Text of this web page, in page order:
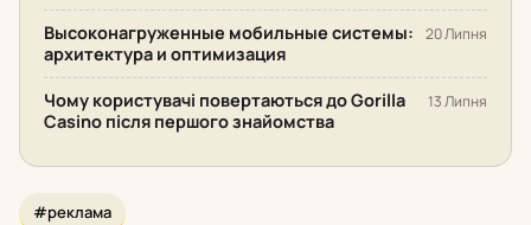
Высоконагруженные мобильные системы:
архитектура и оптимизация
20 Липня
Чому користувачі повертаються до Gorilla
Casino після першого знайомства
13 Липня
#реклама